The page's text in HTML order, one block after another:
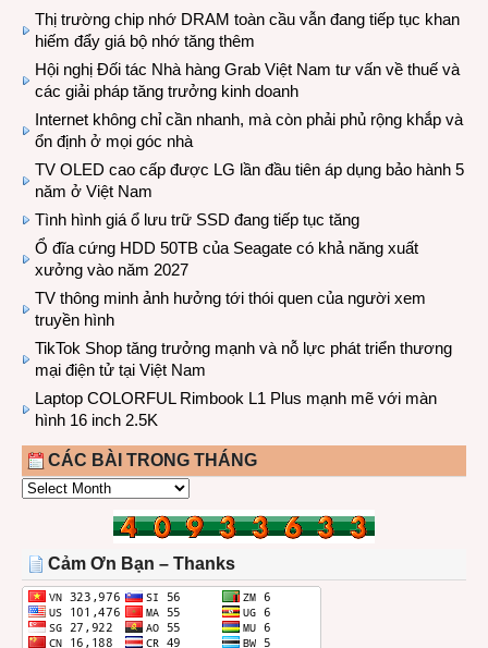
Thị trường chip nhớ DRAM toàn cầu vẫn đang tiếp tục khan
hiếm đẩy giá bộ nhớ tăng thêm
Hội nghị Đối tác Nhà hàng Grab Việt Nam tư vấn về thuế và
các giải pháp tăng trưởng kinh doanh
Internet không chỉ cần nhanh, mà còn phải phủ rộng khắp và
ổn định ở mọi góc nhà
TV OLED cao cấp được LG lần đầu tiên áp dụng bảo hành 5
năm ở Việt Nam
Tình hình giá ổ lưu trữ SSD đang tiếp tục tăng
Ổ đĩa cứng HDD 50TB của Seagate có khả năng xuất
xưởng vào năm 2027
TV thông minh ảnh hưởng tới thói quen của người xem
truyền hình
TikTok Shop tăng trưởng mạnh và nỗ lực phát triển thương
mại điện tử tại Việt Nam
Laptop COLORFUL Rimbook L1 Plus mạnh mẽ với màn
hình 16 inch 2.5K
CÁC BÀI TRONG THÁNG
CÁC
THÁNG
Cảm Ơn Bạn – Thanks